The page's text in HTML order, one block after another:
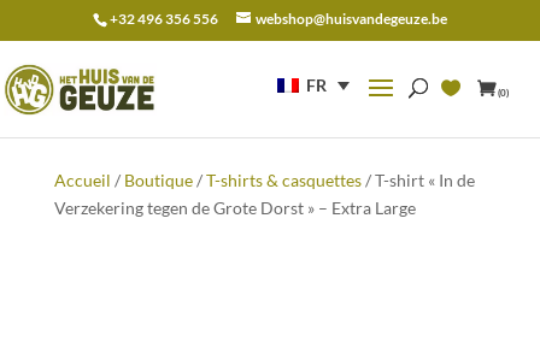
+32 496 356 556 webshop@huisvandegeuze.be
FR (0)
pour :
Accueil / Boutique/T-shirts & casquettes/ T-shirt « In de
Verzekering tegen de Grote Dorst » – Extra Large